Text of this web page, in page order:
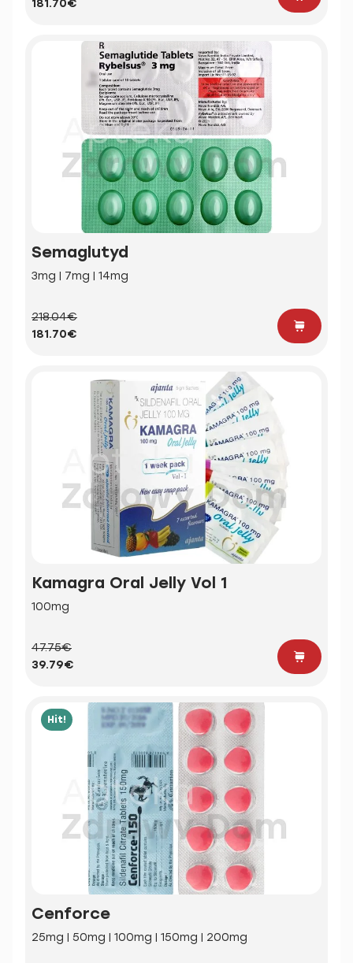
181.70€
Semaglutyd
3mg | 7mg | 14mg
218.04€
181.70€
Kamagra Oral Jelly Vol 1
100mg
47.75€
39.79€
Hit!
Cenforce
25mg | 50mg | 100mg | 150mg | 200mg